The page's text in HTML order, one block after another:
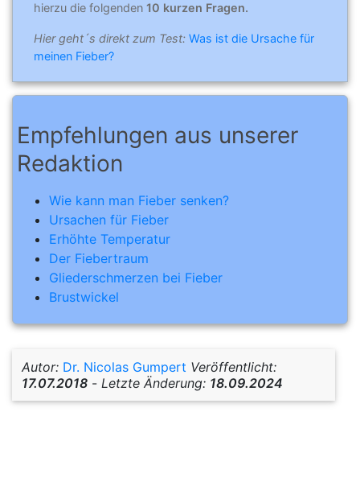
hierzu die folgenden 10 kurzen Fragen.
Hier geht´s direkt zum Test: Was ist die Ursache für
meinen Fieber?
Empfehlungen aus unserer
Redaktion
Wie kann man Fieber senken?
Ursachen für Fieber
Erhöhte Temperatur
Der Fiebertraum
Gliederschmerzen bei Fieber
Brustwickel
Autor: Dr. Nicolas Gumpert Veröffentlicht:
17.07.2018 - Letzte Änderung: 18.09.2024